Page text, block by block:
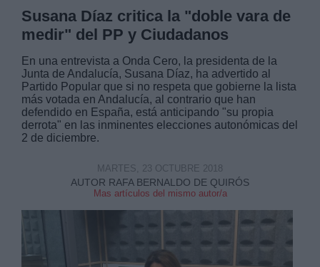
Susana Díaz critica la "doble vara de
medir" del PP y Ciudadanos
En una entrevista a Onda Cero, la presidenta de la
Junta de Andalucía, Susana Díaz, ha advertido al
Partido Popular que si no respeta que gobierne la lista
más votada en Andalucía, al contrario que han
defendido en España, está anticipando "su propia
derrota" en las inminentes elecciones autonómicas del
2 de diciembre.
AUTOR RAFA BERNALDO DE QUIRÓS
Mas artículos del mismo autor/a
MARTES, 23 OCTUBRE 2018
Legitimación:
Destinatarios: